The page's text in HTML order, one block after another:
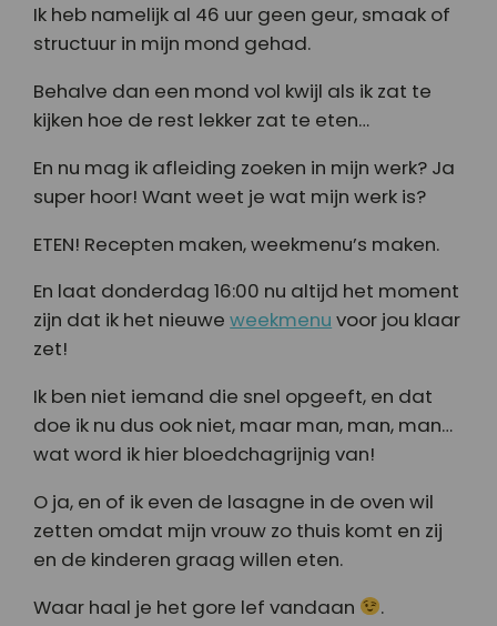
Ik heb namelijk al 46 uur geen geur, smaak of
structuur in mijn mond gehad.
Behalve dan een mond vol kwijl als ik zat te
kijken hoe de rest lekker zat te eten…
En nu mag ik afleiding zoeken in mijn werk? Ja
super hoor! Want weet je wat mijn werk is?
ETEN! Recepten maken, weekmenu’s maken.
En laat donderdag 16:00 nu altijd het moment
zijn dat ik het nieuweweekmenu voor jou klaar
zet!
Ik ben niet iemand die snel opgeeft, en dat
doe ik nu dus ook niet, maar man, man, man…
wat word ik hier bloedchagrijnig van!
O ja, en of ik even de lasagne in de oven wil
zetten omdat mijn vrouw zo thuis komt en zij
en de kinderen graag willen eten.
Waar haal je het gore lef vandaan
.